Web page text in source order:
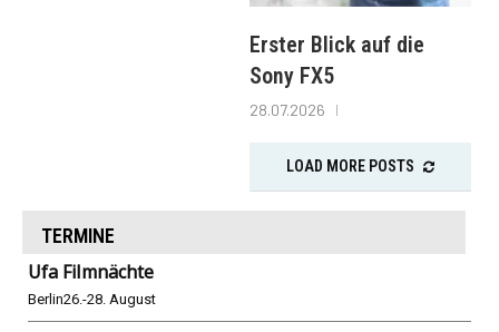
Erster Blick auf die
Sony FX5
28.07.2026
LOAD MORE POSTS
TERMINE
Ufa Filmnächte
Berlin26.-28. August